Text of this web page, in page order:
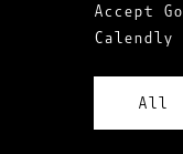
Accept
Calendly
All